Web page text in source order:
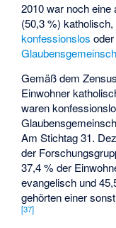
2010 war noch
(50,3 %)
konfessionslos
Gemäß dem
Einwohner
waren
Am Stichtag 31.
der
37,4 % der
evangelisch und
gehörten einer
[37]